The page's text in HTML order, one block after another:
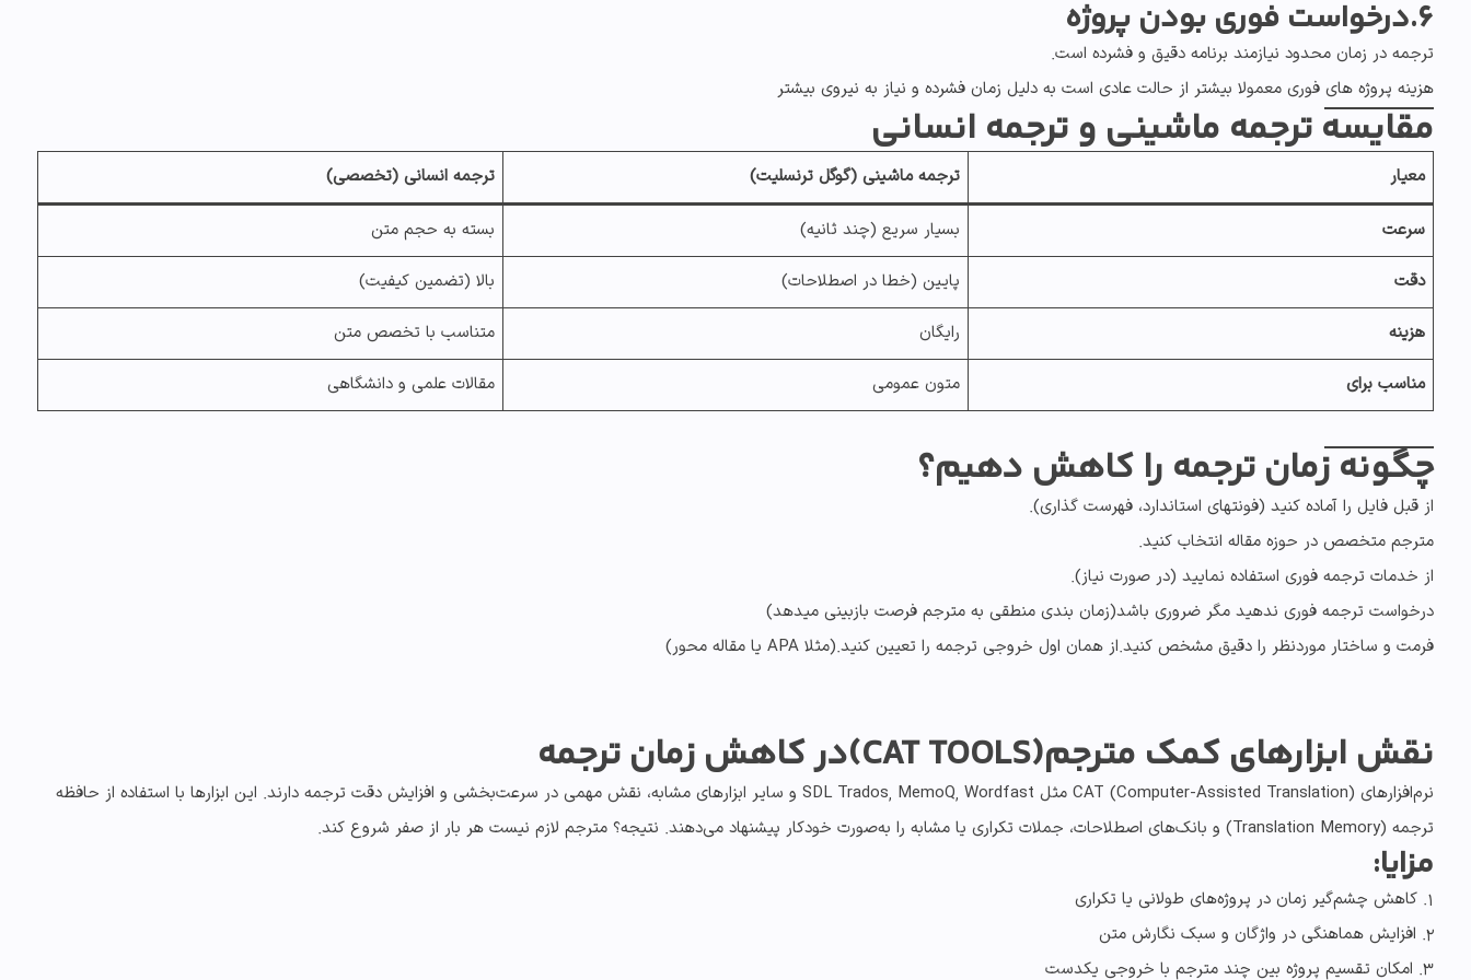
6.درخواست فوری بودن پروژه
ترجمه در زمان محدود نیازمند برنامه دقیق و فشرده است.
هزینه پروژه های فوری معمولا بیشتر از حالت عادی است به دلیل زمان فشرده و نیاز به نیروی بیشتر
مقایسه ترجمه ماشینی و ترجمه انسانی
معیار ترجمه ماشینی (گوگل ترنسلیت) ترجمه انسانی (تخصصی)
سرعت بسیار سریع (چند ثانیه) بسته به حجم متن
دقت پایین (خطا در اصطلاحات) بالا (تضمین کیفیت)
هزینه رایگان متناسب با تخصص متن
مناسب برای متون عمومی مقالات علمی و دانشگاهی
چگونه زمان ترجمه را کاهش دهیم؟
از قبل فایل را آماده کنید (فونتهای استاندارد، فهرست گذاری).
مترجم متخصص در حوزه مقاله انتخاب کنید.
از خدمات ترجمه فوری استفاده نمایید (در صورت نیاز).
درخواست ترجمه فوری ندهید مگر ضروری باشد(زمان بندی منطقی به مترجم فرصت بازبینی میدهد)
فرمت و ساختار موردنظر را دقیق مشخص کنید.از همان اول خروجی ترجمه را تعیین کنید.(مثلا APA یا مقاله محور)
نقش ابزارهای کمک مترجم(CAT TOOLS)در کاهش زمان ترجمه
نرم‌افزارهای CAT (Computer-Assisted Translation) مثل SDL Trados, MemoQ, Wordfast و سایر ابزارهای مشابه، نقش مهمی در سرعت‌بخشی و افزایش دقت ترجمه دارند. این ابزارها با استفاده از حافظه
ترجمه (Translation Memory) و بانک‌های اصطلاحات، جملات تکراری یا مشابه را به‌صورت خودکار پیشنهاد می‌دهند. نتیجه؟ مترجم لازم نیست هر بار از صفر شروع کند.
مزایا:
۱. کاهش چشم‌گیر زمان در پروژه‌های طولانی یا تکراری
۲. افزایش هماهنگی در واژگان و سبک نگارش متن
۳. امکان تقسیم پروژه بین چند مترجم با خروجی یکدست